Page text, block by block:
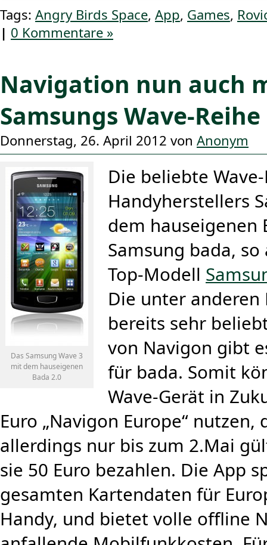
Tags: Angry Birds Space, App, Games,
| 0 Kommentare »
Navigation nun auch
Samsungs Wave-Reihe
Donnerstag, 26. April 2012 von Anonym
Das Samsung Wave 3
mit dem hauseigenen
Bada 2.0
Die beliebte
Handyherstellers
dem hauseigenen
Samsung bada,
Top-Modell
Die unter
bereits sehr
von Navigon gibt
für bada. Somit
Wave-Gerät in
Euro „Navigon Europe“
allerdings nur bis zum 2.Mai
sie 50 Euro bezahlen. Die App
gesamten Kartendaten für
Handy, und bietet volle offline